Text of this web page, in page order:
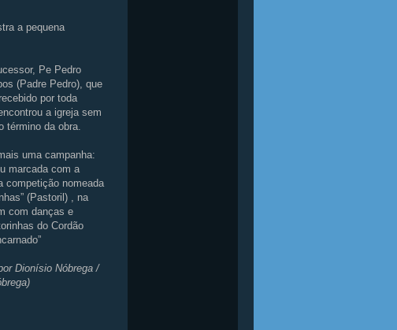
a pequena
Pe Pedro
(Padre Pedro), que
por toda
a igreja sem
término da obra.
uma campanha:
marcada com a
competição nomeada
(Pastoril) , na
com danças e
do Cordão
Dionísio Nóbrega /